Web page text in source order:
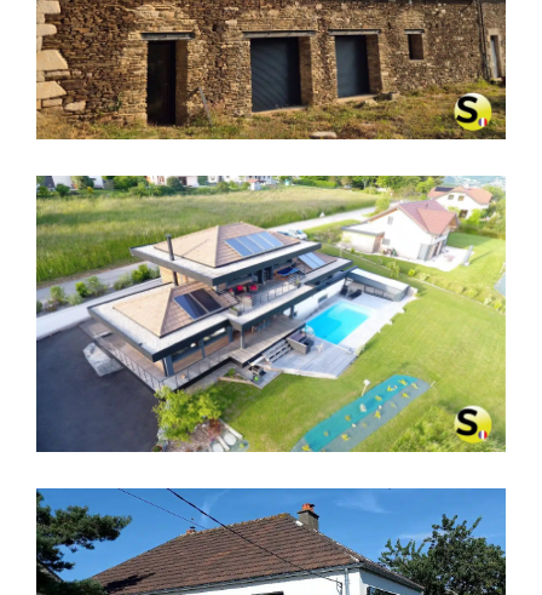
CHAUFFAGE SOLAIRE SOLISART
SC2 À BIGNAN – MORBIHAN
CHAUFFAGE SOLAIRE SOLISART À
ANNECY, HAUTE-SAVOIE